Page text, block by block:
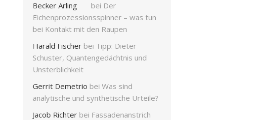
Becker Arling
bei Der
Eichenprozessionsspinner – was tun
bei Kontakt mit den Raupen
Harald Fischer bei Tipp: Dieter
Schuster, Quantengedächtnis und
Unsterblichkeit
Gerrit Demetrio bei Was sind
analytische und synthetische Urteile?
Jacob Richter bei Fassadenanstrich